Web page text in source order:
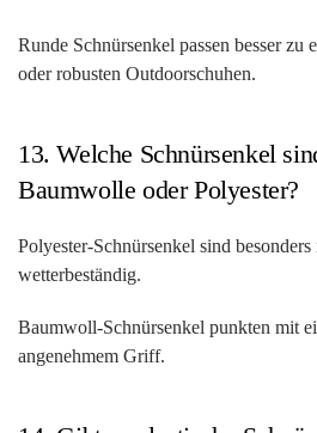
Runde Schnürsenkel passen besser zu
oder robusten Outdoorschuhen.
13. Welche Schnürsenkel
Baumwolle oder Polyester?
Polyester-Schnürsenkel sind besonders
wetterbeständig.
Baumwoll-Schnürsenkel punkten mit
angenehmem Griff.